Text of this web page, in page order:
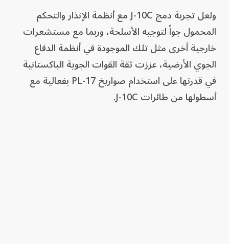
ولعل تجربة دمج J-10C مع أنظمة الإنذار والتحكم
المحمول جواً لتوجيه الأسلحة، وربما مع مستشعرات
خارجية أخرى مثل تلك الموجودة في أنظمة الدفاع
الجوي الأرضية، عززت ثقة القوات الجوية الباكستانية
في قدرتها على استخدام صواريخ PL-17 بفعالية مع
أسطولها من طائرات J-10C.